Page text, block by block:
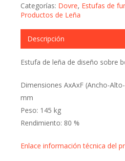
Categorías: Dovre, Estufas de
Productos de Leña
Descripción
Estufa de leña de diseño sobre
Dimensiones AxAxF (Ancho-
mm
Peso: 145 kg
Rendimiento: 80 %
Enlace información técnica del